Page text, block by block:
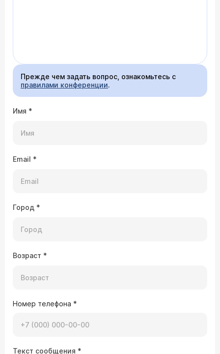
Прежде чем задать вопрос, ознакомьтесь с
правилами конференции.
Имя *
Email *
Город *
Возраст *
Номер телефона *
Текст сообщения *